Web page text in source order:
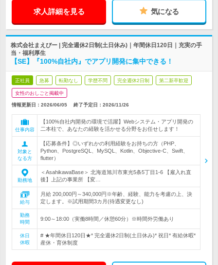
求人詳細を見る 気になる
株式会社まえびー | 完全週休2日制(土日休み)｜年間休日120日｜充実の手
当・福利厚生
【SE】『100%自社内』でアプリ開発に集中できる！
正社員 急募 転勤なし 学歴不問 完全週休2日制 第二新卒歓迎
女性のおしごと掲載中
情報更新日：2026/06/05 終了予定日： 2026/11/26
仕事内容
【100%自社内開発の環境で活躍】Webシステム・アプリ開発の
二本柱で、あなたの経験を活かせる分野をお任せします！
対象と
なる方
【応募条件】◎いずれかの利用経験をお持ちの方（PHP、
Python、PostgreSQL、MySQL、Kotlin、Objective-C、Swift、
flutter）
勤務地
＜AsahikawaBase＞ 北海道旭川市東光5条5丁目1-6 【雇入れ直
後】上記の事業所 【変…
給与
月給 200,000円～340,000円※年齢、経験、能力を考慮の上、決
定します。※試用期間3カ月(待遇変更なし)
勤務
時間
9:00～18:00（実働8時間／休憩60分）※時間外労働あり
休日
休暇
# ★年間休日120日★* 完全週休2日制(土日休み)* 祝日* 有給休暇*
産休・育休制度